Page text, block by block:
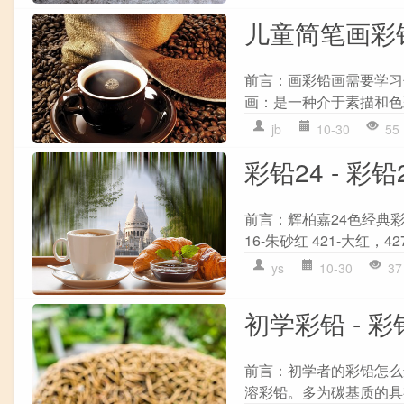
儿童简笔画
前言：画彩铅画需要学
画：是一种介于素描和
jb 10-30 55
彩铅24 - 彩
前言：辉柏嘉24色经典
16-朱砂红 421-大红，
ys 10-30 37
初学彩铅 - 彩
前言：初学者的彩铅怎
溶彩铅。多为碳基质的